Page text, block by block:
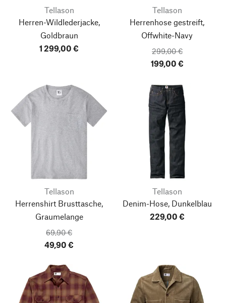
Tellason
Herren-Wildlederjacke,
Goldbraun
1 299,00 €
Tellason
Herrenhose gestreift,
Offwhite-Navy
299,00 €
199,00 €
Tellason
Herrenshirt Brusttasche,
Graumelange
69,90 €
49,90 €
Tellason
Denim-Hose, Dunkelblau
229,00 €